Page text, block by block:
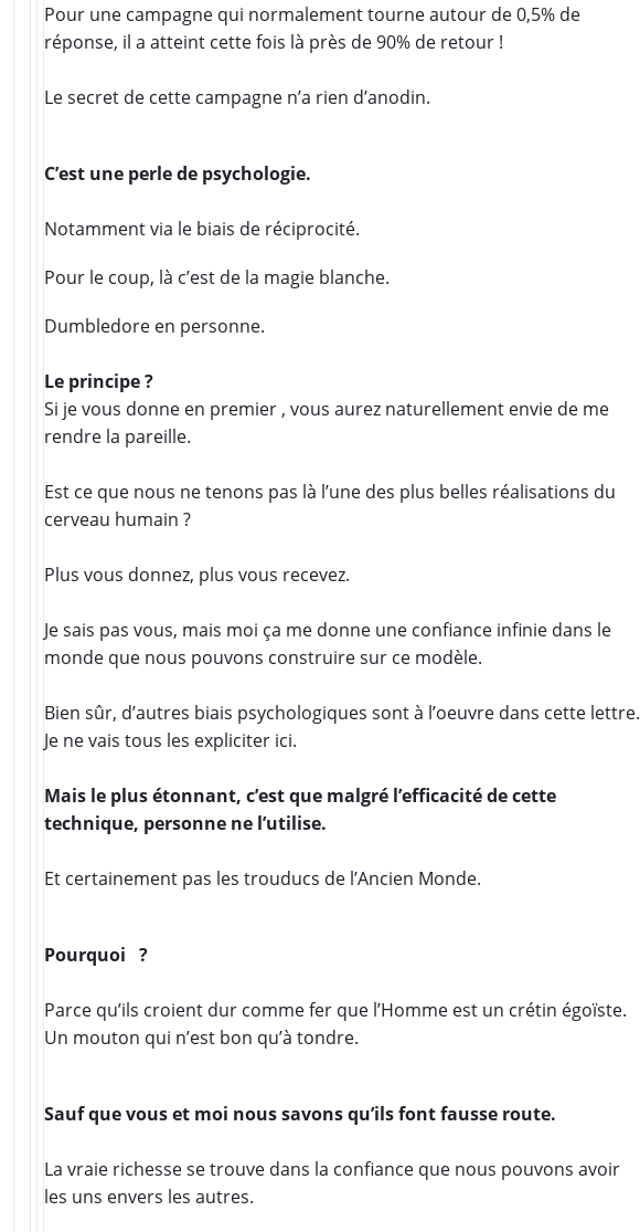
Pour une campagne qui normalement tourne autour de 0,5% de
réponse, il a atteint cette fois là près de 90% de retour !
Le secret de cette campagne n’a rien d’anodin.
C’est une perle de psychologie.
Notamment via le biais de réciprocité.
Pour le coup, là c’est de la magie blanche.
Dumbledore en personne.
Le principe ?
Si je vous donne en premier , vous aurez naturellement envie de me
rendre la pareille.
Est ce que nous ne tenons pas là l’une des plus belles réalisations du
cerveau humain ?
Plus vous donnez, plus vous recevez.
Je sais pas vous, mais moi ça me donne une confiance infinie dans le
monde que nous pouvons construire sur ce modèle.
Bien sûr, d’autres biais psychologiques sont à l’oeuvre dans cette lettre.
Je ne vais tous les expliciter ici.
Mais le plus étonnant, c’est que malgré l’efficacité de cette
technique, personne ne l’utilise.
Et certainement pas les trouducs de l’Ancien Monde.
Pourquoi ?
Parce qu’ils croient dur comme fer que l’Homme est un crétin égoïste.
Un mouton qui n’est bon qu’à tondre.
Sauf que vous et moi nous savons qu’ils font fausse route.
La vraie richesse se trouve dans la confiance que nous pouvons avoir
les uns envers les autres.